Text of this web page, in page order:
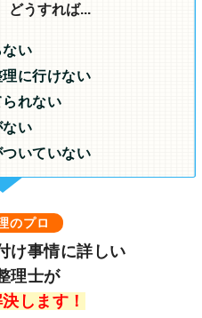
どうすれば...
い
に行けない
れない
い
いていない
のプロ
け事情に詳しい
理士が
します！